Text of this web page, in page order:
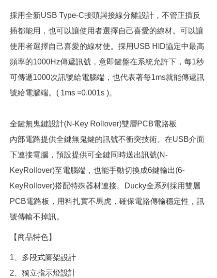
採用全新USB Type-C接頭與接線分離設計，不管正插反
插都能用，也可以讓使用者選擇自己喜愛的線材。可以讓
使用者選擇自己喜愛的線材使。採用USB HID協定中最高
頻率的1000Hz傳遞訊號，意即鍵盤在系統允許下，每1秒
可傳遞1000次訊號給電腦端，也代表著每1ms就能傳遞訊
號給電腦端。( 1ms =0.001s )。
全鍵無鬼鍵設計(N-Key Rollover)雙層PCB電路板
內部電路提供全鍵無鬼鍵的訊號不衝突技術。在USB介面
下連接電腦，預設提供可全鍵同時送出訊號(N-
KeyRollover)至電腦端，也能手動切換成6鍵輸出(6-
KeyRollover)搭配特殊器材連接。Ducky全系列採用雙層
PCB電路板，用料扎實不馬虎，確保電路傳輸穩定性，訊
號傳輸不掉訊。
【商品特色】
1、多段式腳架設計
2、獨立指示燈設計